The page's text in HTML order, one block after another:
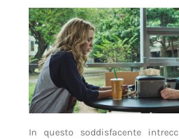
In questo soddisfacente